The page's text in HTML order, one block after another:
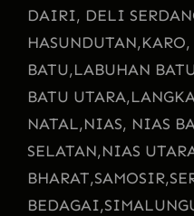
DAIRI, DELI
HASUNDUTAN,
BATU,LABUHAN
BATU UTARA,
NATAL,NIAS, NIAS
SELATAN,NIAS
BHARAT,SAMOSIR,
BEDAGAI,